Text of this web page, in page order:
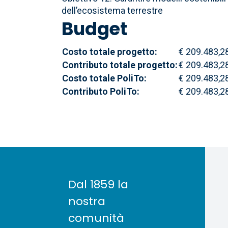
dell’ecosistema terrestre
Budget
Costo totale progetto:
€
Contributo totale progetto:€
Costo totale PoliTo:
€
Contributo PoliTo:
€
Dal 1859 la
nostra
comunità